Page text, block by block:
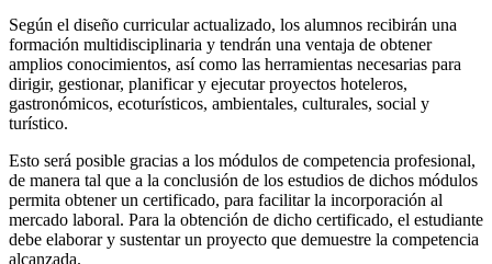
Según el diseño curricular actualizado, los alumnos recibirán una
formación multidisciplinaria y tendrán una ventaja de obtener
amplios conocimientos, así como las herramientas necesarias para
dirigir, gestionar, planificar y ejecutar proyectos hoteleros,
gastronómicos, ecoturísticos, ambientales, culturales, social y
turístico.
Esto será posible gracias a los módulos de competencia profesional,
de manera tal que a la conclusión de los estudios de dichos módulos
permita obtener un certificado, para facilitar la incorporación al
mercado laboral. Para la obtención de dicho certificado, el estudiante
debe elaborar y sustentar un proyecto que demuestre la competencia
alcanzada.